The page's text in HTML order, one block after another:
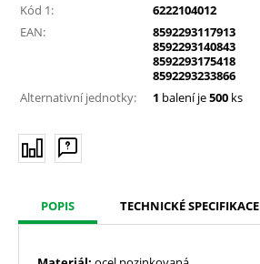
Kód 1:
6222104012
EAN:
8592293117913
8592293140843
8592293175418
8592293233866
Alternativní jednotky:
1 balení je500 ks
POPIS TECHNICKÉ SPECIFIKACE